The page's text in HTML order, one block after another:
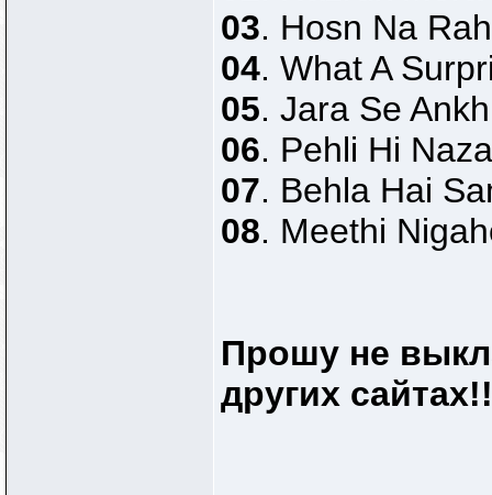
03. Hosn Na
04. What A
05. Jara Se Ankh
06. Pehli Hi
07. Behla Hai
08. Meethi
Прошу не
других